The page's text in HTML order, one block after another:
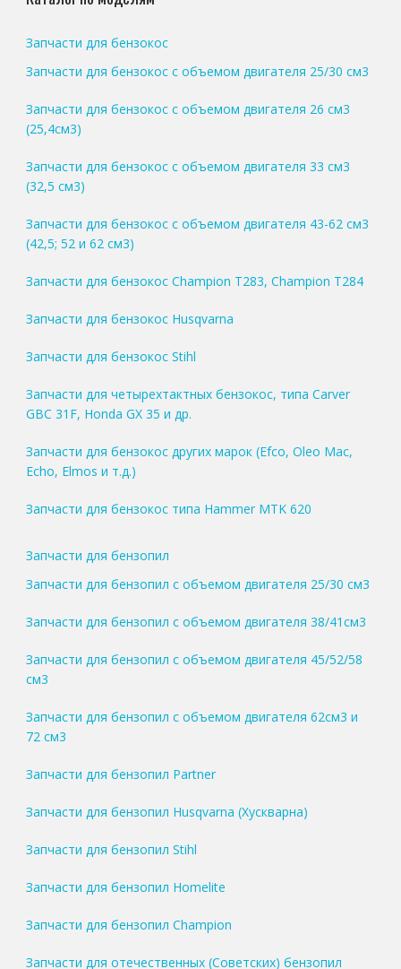
Запчасти для бензокос
Запчасти для бензокос с объемом двигателя 25/30 см3
Запчасти для бензокос с объемом двигателя 26 см3
(25,4см3)
Запчасти для бензокос с объемом двигателя 33 см3
(32,5 см3)
Запчасти для бензокос с объемом двигателя 43-62 см3
(42,5; 52 и 62 см3)
Запчасти для бензокос Champion T283, Champion T284
Запчасти для бензокос Husqvarna
Запчасти для бензокос Stihl
Запчасти для четырехтактных бензокос, типа Carver
GBC 31F, Honda GX 35 и др.
Запчасти для бензокос других марок (Efco, Oleo Mac,
Echo, Elmos и т.д.)
Запчасти для бензокос типа Hammer MTK 620
Запчасти для бензопил
Запчасти для бензопил с объемом двигателя 25/30 см3
Запчасти для бензопил с объемом двигателя 38/41см3
Запчасти для бензопил с объемом двигателя 45/52/58
см3
Запчасти для бензопил с объемом двигателя 62см3 и
72 см3
Запчасти для бензопил Partner
Запчасти для бензопил Husqvarna (Хускварна)
Запчасти для бензопил Stihl
Запчасти для бензопил Homelite
Запчасти для бензопил Champion
Запчасти для отечественных (Советских) бензопил